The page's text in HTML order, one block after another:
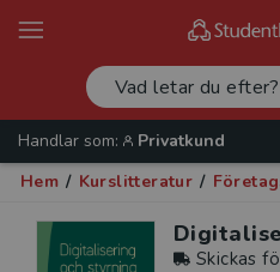
Handlar som:
Privatkund
Hem / Kurslitteratur /
Skickas